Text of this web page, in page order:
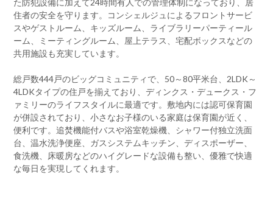
た防犯設備に加えて24時間有人での管理体制になっており、居
住者の安全を守ります。コンシェルジュによるフロントサービ
スやゲストルーム、キッズルーム、ライブラリーパーティール
ーム、ミーティングルーム、屋上テラス、宅配ボックスなどの
共用施設も充実しています。
総戸数444戸のビッグコミュニティで、50～80平米台、2LDK～
4LDKタイプの住戸を揃えており、ディンクス・デュークス・フ
ァミリーのライフスタイルに最適です。敷地内には認可保育園
が併設されており、小さなお子様のいる家庭は保育園が近く、
便利です。追焚機能付バスや浴室乾燥機、シャワー付独立洗面
台、温水洗浄便座、ガスシステムキッチン、ディスポーザー、
食洗機、床暖房などのハイグレードな設備も整い、優雅で快適
な毎日を実現してくれます。